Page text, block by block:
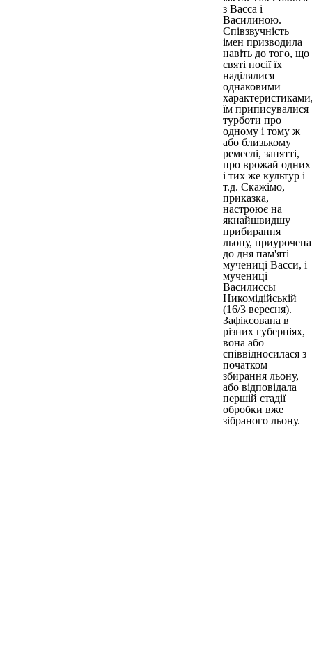
з Васса і
Василиною.
Співзвучність
імен призводила
навіть до того, що
святі носії їх
наділялися
однаковими
їм приписувалися
турботи про
одному і тому ж
або близькому
ремеслі, занятті,
про врожай одних
і тих же культур і
т.д. Скажімо,
приказка,
настроює на
якнайшвидшу
прибирання
льону, приурочена
до дня пам'яті
мучениці Васси, і
мучениці
Василиссы
Никомідійській
(16/3 вересня).
Зафіксована в
різних губерніях,
вона або
співвідносилася з
початком
збирання льону,
або відповідала
першій стадії
обробки вже
зібраного льону.